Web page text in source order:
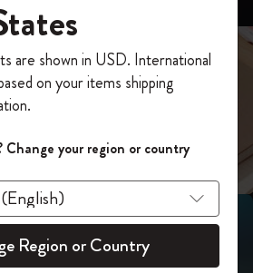
スライド表示2
表示3
」を入力すると、初回注
送料無料になります。セ
レット品は適用外。
ウントを作成して限定オフ
、さらに多くのインスピ
を手に入れましょう。
ぐ会員登録 !
are shown in USD. International
on your items shipping
your region or country
Region or Country